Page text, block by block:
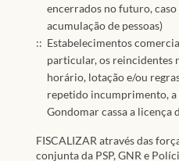
encerrados no futuro, caso
acumulação de pessoas)
Estabelecimentos
particular, os reincidentes
horário, lotação e/ou
repetido incumprimento,
Gondomar cassa a licença
FISCALIZAR através das
conjunta da PSP, GNR e